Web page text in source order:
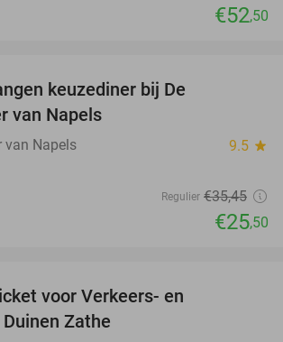
€52,50
keuzediner bij De
van Napels
van Napels 9.5 star
Regulier €35,45
€25,50
voor Verkeers- en
Zathe